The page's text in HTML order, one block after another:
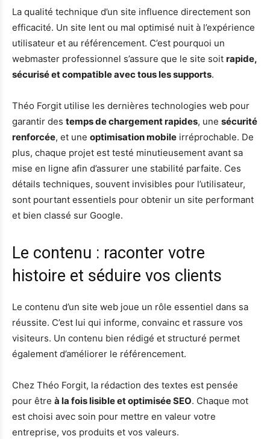
La qualité technique d’un site influence directement son
efficacité. Un site lent ou mal optimisé nuit à l’expérience
utilisateur et au référencement. C’est pourquoi un
webmaster professionnel s’assure que le site soit rapide,
sécurisé et compatible avec tous les supports.
Théo Forgit utilise les dernières technologies web pour
garantir des temps de chargement rapides, une sécurité
renforcée, et une optimisation mobile irréprochable. De
plus, chaque projet est testé minutieusement avant sa
mise en ligne afin d’assurer une stabilité parfaite. Ces
détails techniques, souvent invisibles pour l’utilisateur,
sont pourtant essentiels pour obtenir un site performant
et bien classé sur Google.
Le contenu : raconter votre
histoire et séduire vos clients
Le contenu d’un site web joue un rôle essentiel dans sa
réussite. C’est lui qui informe, convainc et rassure vos
visiteurs. Un contenu bien rédigé et structuré permet
également d’améliorer le référencement.
Chez Théo Forgit, la rédaction des textes est pensée
pour être à la fois lisible et optimisée SEO. Chaque mot
est choisi avec soin pour mettre en valeur votre
entreprise, vos produits et vos valeurs.